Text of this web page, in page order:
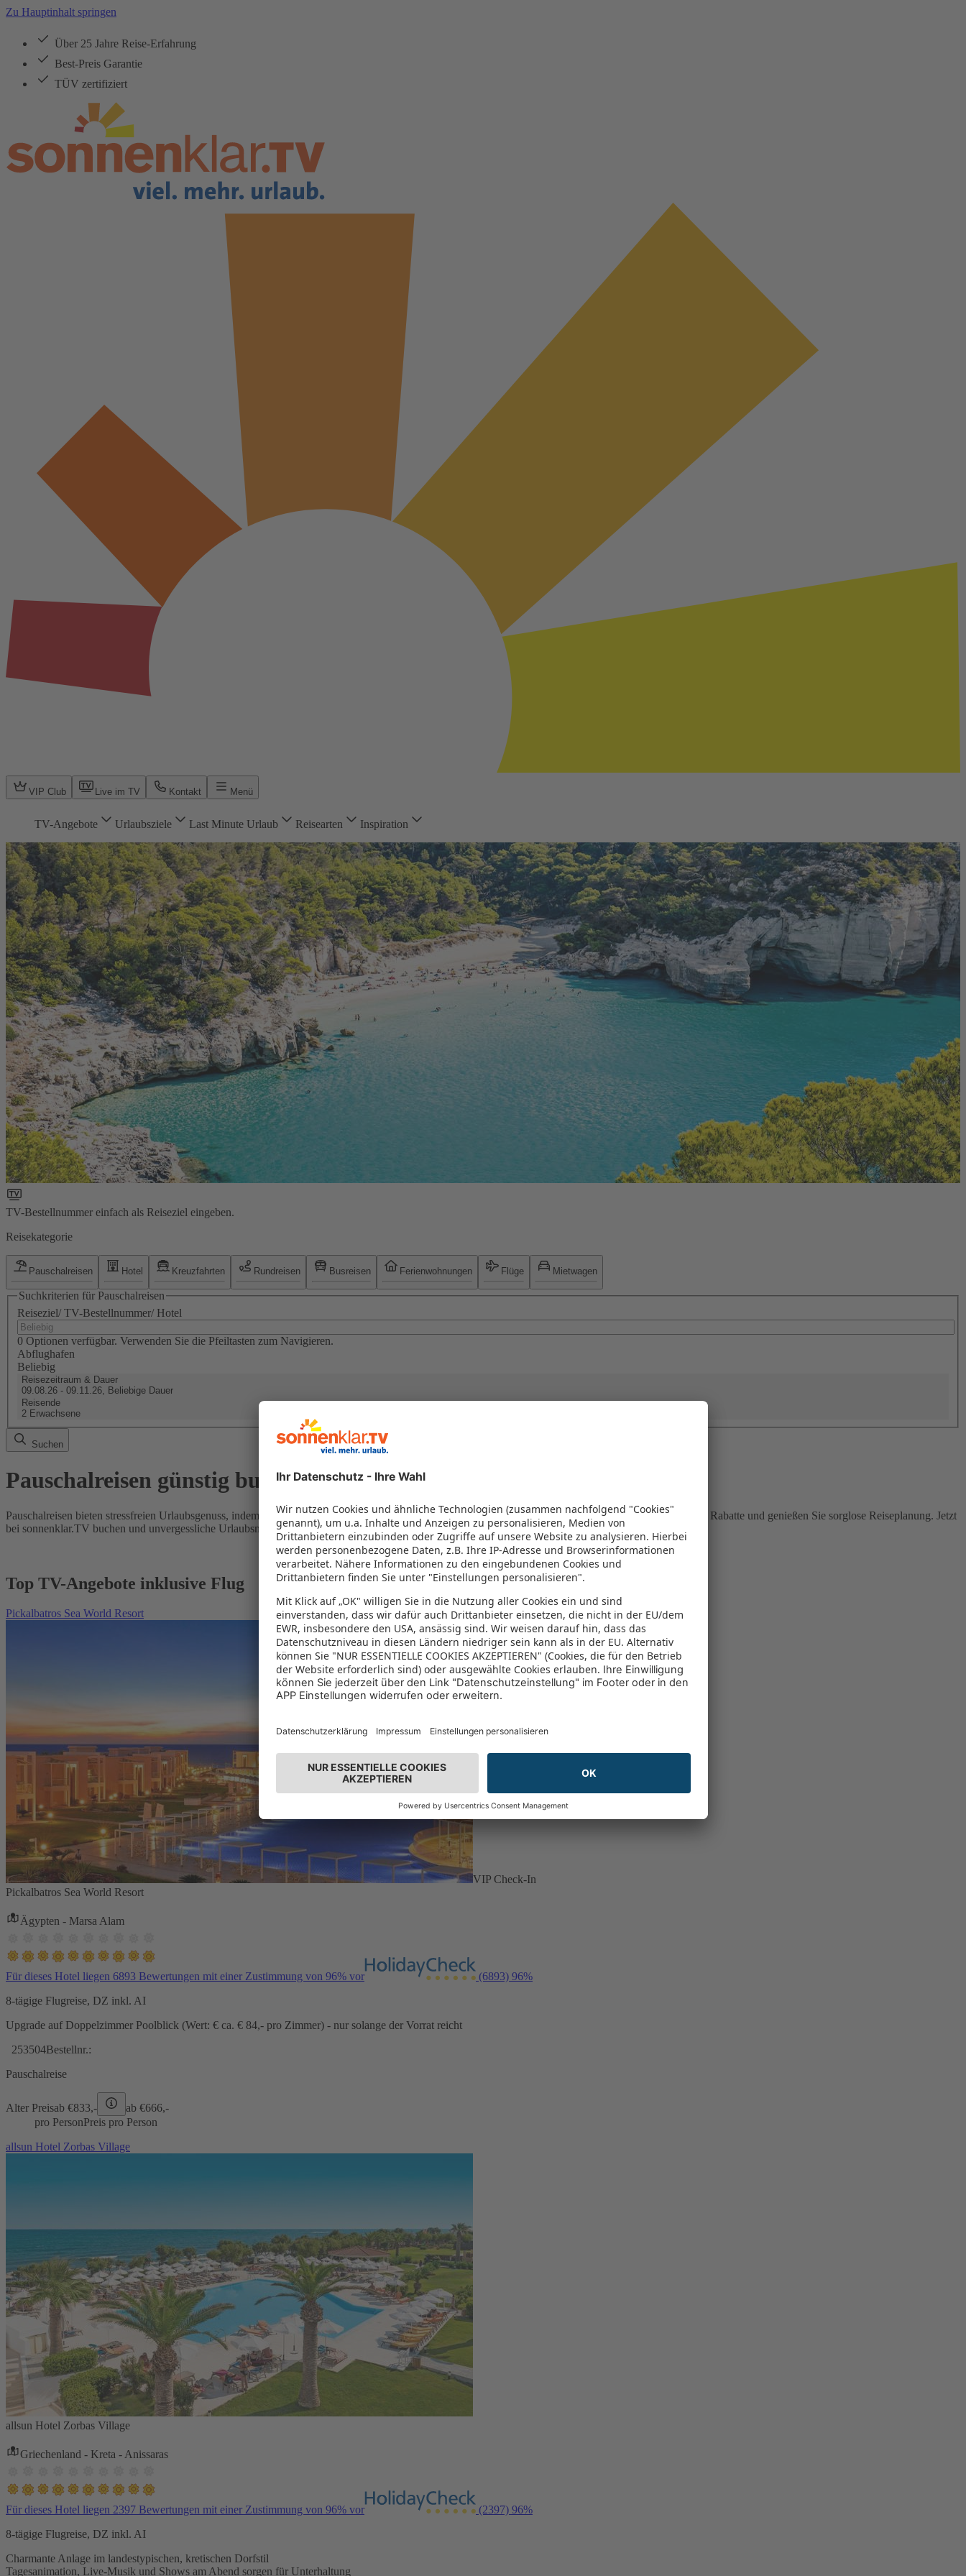
Zu Hauptinhalt springen
Über 25 Jahre Reise-Erfahrung
Best-Preis Garantie
TÜV zertifiziert
VIP Club Live im TV Kontakt Menü
TV-Angebote Urlaubsziele Last Minute Urlaub Reisearten Inspiration
TV-Bestellnummer einfach als Reiseziel eingeben.
Reisekategorie
Pauschalreisen Hotel Kreuzfahrten Rundreisen Busreisen Ferienwohnungen Flüge Mietwagen
Suchkriterien für Pauschalreisen
Reiseziel/ TV-Bestellnummer/ Hotel
0 Optionen verfügbar. Verwenden Sie die Pfeiltasten zum Navigieren.
Abflughafen
Beliebig
Reisezeitraum & Dauer
09.08.26 - 09.11.26, Beliebige Dauer
Reisende
2 Erwachsene
Suchen
Pauschalreisen günstig buchen
Pauschalreisen bieten stressfreien Urlaubsgenuss, indem Flug und Hotel in einem Paket kombiniert werden – das spart Zeit und Geld. Nutzen Sie attraktive Rabatte und genießen Sie sorglose Reiseplanung. Jetzt
bei sonnenklar.TV buchen und unvergessliche Urlaubsmomente erleben!
Top TV-Angebote inklusive Flug
Pickalbatros Sea World Resort
VIP Check-In
Pickalbatros Sea World Resort
Ägypten - Marsa Alam
Für dieses Hotel liegen 6893 Bewertungen mit einer Zustimmung von 96% vor (6893) 96%
8-tägige Flugreise, DZ inkl. AI
Upgrade auf Doppelzimmer Poolblick (Wert: € ca. € 84,- pro Zimmer) - nur solange der Vorrat reicht
253504Bestellnr.:
Pauschalreise
Alter Preisab €833,- ab €666,-
pro PersonPreis pro Person
allsun Hotel Zorbas Village
allsun Hotel Zorbas Village
Griechenland - Kreta - Anissaras
Für dieses Hotel liegen 2397 Bewertungen mit einer Zustimmung von 96% vor (2397) 96%
8-tägige Flugreise, DZ inkl. AI
Charmante Anlage im landestypischen, kretischen Dorfstil
Tagesanimation, Live-Musik und Shows am Abend sorgen für Unterhaltung